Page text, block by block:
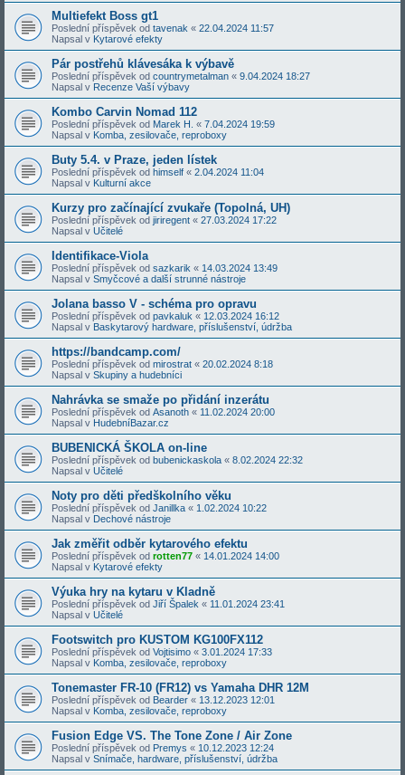
Multiefekt Boss gt1
Poslední příspěvek od tavenak « 22.04.2024 11:57
Napsal v Kytarové efekty
Pár postřehů klávesáka k výbavě
Poslední příspěvek od countrymetalman « 9.04.2024 18:27
Napsal v Recenze Vaší výbavy
Kombo Carvin Nomad 112
Poslední příspěvek od Marek H. « 7.04.2024 19:59
Napsal v Komba, zesilovače, reproboxy
Buty 5.4. v Praze, jeden lístek
Poslední příspěvek od himself « 2.04.2024 11:04
Napsal v Kulturní akce
Kurzy pro začínající zvukaře (Topolná, UH)
Poslední příspěvek od jiriregent « 27.03.2024 17:22
Napsal v Učitelé
Identifikace-Viola
Poslední příspěvek od sazkarik « 14.03.2024 13:49
Napsal v Smyčcové a další strunné nástroje
Jolana basso V - schéma pro opravu
Poslední příspěvek od pavkaluk « 12.03.2024 16:12
Napsal v Baskytarový hardware, příslušenství, údržba
https://bandcamp.com/
Poslední příspěvek od mirostrat « 20.02.2024 8:18
Napsal v Skupiny a hudebníci
Nahrávka se smaže po přidání inzerátu
Poslední příspěvek od Asanoth « 11.02.2024 20:00
Napsal v HudebníBazar.cz
BUBENICKÁ ŠKOLA on-line
Poslední příspěvek od bubenickaskola « 8.02.2024 22:32
Napsal v Učitelé
Noty pro děti předškolního věku
Poslední příspěvek od Janillka « 1.02.2024 10:22
Napsal v Dechové nástroje
Jak změřit odběr kytarového efektu
Poslední příspěvek od rotten77 « 14.01.2024 14:00
Napsal v Kytarové efekty
Výuka hry na kytaru v Kladně
Poslední příspěvek od Jiří Špalek « 11.01.2024 23:41
Napsal v Učitelé
Footswitch pro KUSTOM KG100FX112
Poslední příspěvek od Vojtisimo « 3.01.2024 17:33
Napsal v Komba, zesilovače, reproboxy
Tonemaster FR-10 (FR12) vs Yamaha DHR 12M
Poslední příspěvek od Bearder « 13.12.2023 12:01
Napsal v Komba, zesilovače, reproboxy
Fusion Edge VS. The Tone Zone / Air Zone
Poslední příspěvek od Premys « 10.12.2023 12:24
Napsal v Snímače, hardware, příslušenství, údržba